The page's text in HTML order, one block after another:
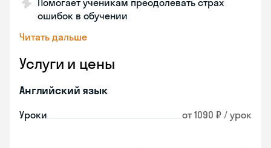
Помогает ученикам преодолевать страх
ошибок в обучении
Читать дальше
Услуги и цены
Английский язык
Уроки от 1090 ₽ / урок